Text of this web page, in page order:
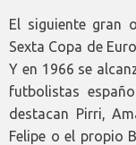
El siguiente gran
Sexta Copa de
Y en 1966 se
futbolistas
destacan Pirri,
Felipe o el propio